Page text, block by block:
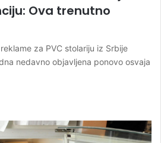
Ova trenutno
za PVC stolariju iz Srbije
nedavno objavljena ponovo osvaja